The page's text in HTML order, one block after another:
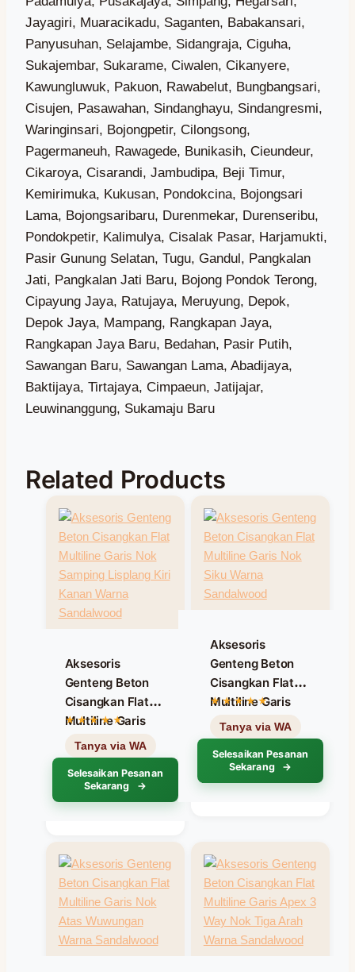
Related Products
Aksesoris
Genteng Beton
Cisangkan Flat
Multiline Garis
Nok Samping
Lisplang Kiri
Kanan Warna
Selesaikan Pesanan
Sekarang
Aksesoris
Genteng Beton
Cisangkan Flat
Multiline Garis
Nok Siku Warna
Sandalwood
Selesaikan Pesanan
Sekarang